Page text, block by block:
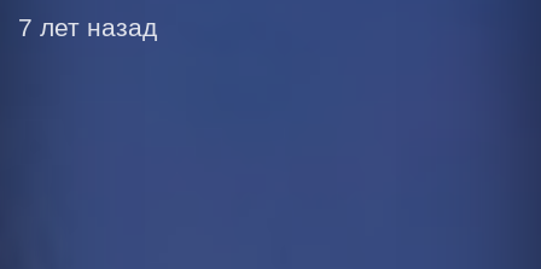
7 лет назад